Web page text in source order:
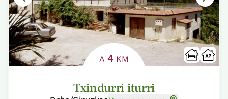
A 4 KM
Txindurri iturri